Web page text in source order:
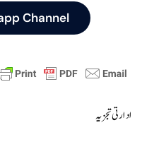
Channel
ادارتی تجزیہ